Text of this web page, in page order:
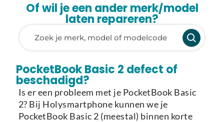
Of wil je een ander merk/model
laten repareren?
PocketBook Basic 2 defect of
beschadigd?
Is er een probleem met je PocketBook Basic
2? Bij Holysmartphone kunnen we je
PocketBook Basic 2 (meestal) binnen korte